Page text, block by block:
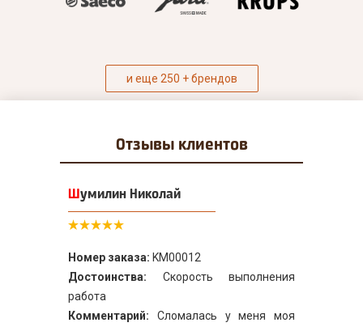
и еще 250 + брендов
Отзывы клиентов
Шумилин Николай
Номер заказа: KM00012
Достоинства: Скорость выполнения
работа
Комментарий: Сломалась у меня моя